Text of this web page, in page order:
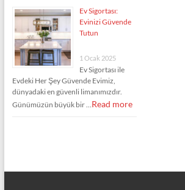
Ev Sigortası:
Evinizi Güvende
Tutun
1 Ocak 2025
Ev Sigortası ile
Evdeki Her Şey Güvende Evimiz,
dünyadaki en güvenli limanımızdır.
Günümüzün büyük bir … Read more